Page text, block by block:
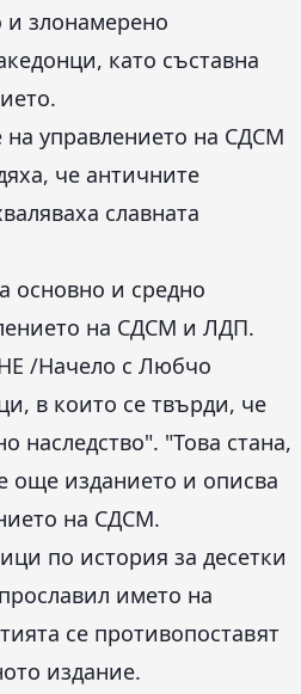
и злонамерено
като съставна
на управлението на СДСМ
че античните
славната
основно и средно
на СДСМ и ЛДП.
/Начело с Любчо
в които се твърди, че
наследство". "Това стана,
още изданието и описва
на СДСМ.
по история за десетки
името на
се противопоставят
издание.